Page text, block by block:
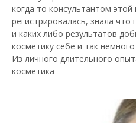
когда то консультантом
регистрировалась, знала
и каких либо результатов
косметику себе и так
Из личного длительного
косметика